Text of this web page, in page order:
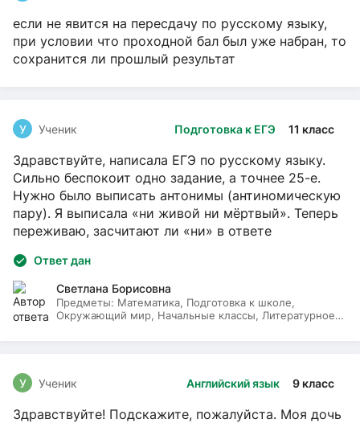
если не явится на пересдачу по русскому языку,
при условии что проходной бал был уже набран, то
сохранится ли прошлый результат
Подготовка к ЕГЭ 11 класс
У Ученик
Здравствуйте, написала ЕГЭ по русскому языку.
Сильно беспокоит одно задание, а точнее 25-е.
Нужно было выписать антонимы (антиномическую
пару). Я выписала «ни живой ни мёртвый». Теперь
переживаю, засчитают ли «ни» в ответе
Ответ дан
Светлана Борисовна
Предметы: Математика, Подготовка к школе,
Окружающий мир, Начальные классы, Литературное
Английский язык 9 класс
У Ученик
Здравствуйте! Подскажите, пожалуйста. Моя дочь